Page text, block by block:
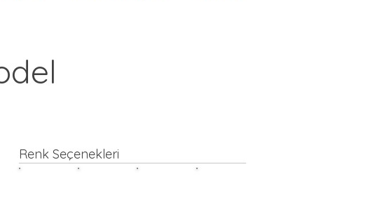
Renk Seçenekleri